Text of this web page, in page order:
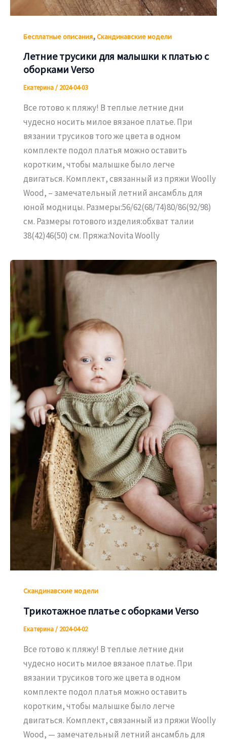
Бесплатные описания,Скандинавские модели
Летние трусики для малышки к платью с
оборками Verso
Екатерина/ 2024-04-03
Все готово к пляжу! В теплые летние дни
чудесно носить милое вязаное платье. При
вязании трусиков того же цвета в одном
комплекте подол платья можно оставить
коротким, чтобы малышке было легче
двигаться. Комплект, связанный из пряжи Woolly
Wood, – замечательный летний ансамбль для
юной модницы. Размеры:56/62(68/74)80/86(92/98)
см. Размеры готового изделия:обхват талии
38(42)46(50) см. Пряжа:Novita Woolly
Скандинавские модели
Трикотажное платье с оборками Verso
Екатерина/ 2024-04-02
Все готово к пляжу! В теплые летние дни
чудесно носить милое вязаное платье. При
вязании трусиков того же цвета в одном
комплекте подол платья можно оставить
коротким, чтобы малышке было легче
двигаться. Комплект, связанный из пряжи Woolly
Wood, — замечательный летний ансамбль для